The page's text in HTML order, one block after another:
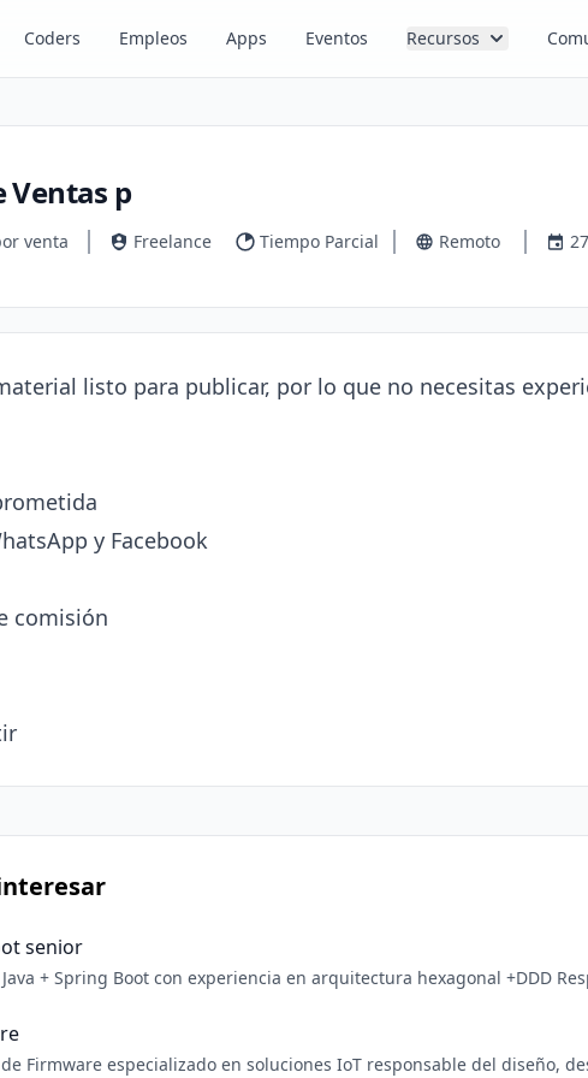
Coders Empleos Apps Eventos Recursos
Ventas p
venta Freelance Tiempo Parcial Remoto
listo para publicar, por lo que no necesitas
y Facebook
comisión
senior
Boot con experiencia en arquitectura hexagonal +DDD Responsabilidades: 1
Firmware especializado en soluciones IoT responsable del diseño,